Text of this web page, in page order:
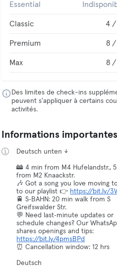
Essential
Classic 4 /
Premium 8 /
Max 8 /
Des limites de check-ins
peuvent s'appliquer à certains
activités.
Informations importantes
Deutsch unten ↓
🚋 4 min from M4 Hufelandstr.,
from M2 Knaackstr.
🎶 Got a song you love moving
to our playlist 👉 https://bit.ly/
🚆 S‑BAHN: 20 min walk from S
Greifswalder Str.
💬 Need last‑minute updates or
schedule changes? Our
shares openings and tips:
https://bit.ly/4pmsBPd
⏰ Cancellation window: 12 hrs
Deutsch